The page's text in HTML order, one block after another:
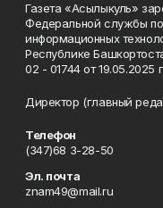
Газета «Асылыкуль»
Федеральной службы
информационных
Республике
02 - 01744 от 19.05.2025
Директор (главный
Телефон
(347)68 3-28-50
Эл. почта
znam49@mail.ru